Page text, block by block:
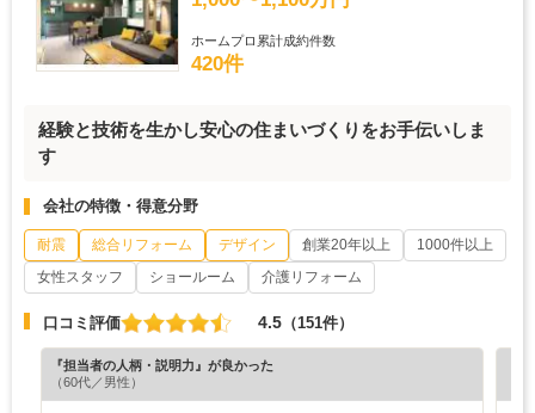
ホームプロ累計成約件数
420件
経験と技術を生かし安心の住まいづくりをお手伝いしま
す
会社の特徴・得意分野
耐震 総合リフォーム デザイン 創業20年以上
1000件以上
女性スタッフ
ショールーム 介護リフォーム
口コミ評価 4.5 （151件）
『担当者の人柄・説明力』が良かった
（60代／男性）